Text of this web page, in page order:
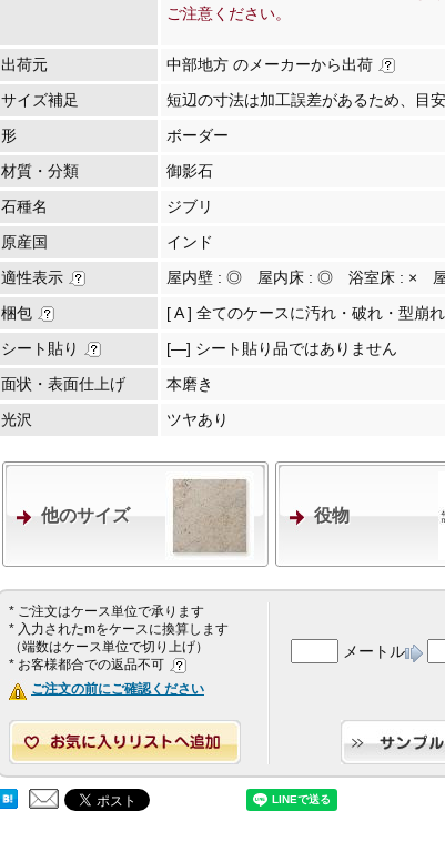
ご注意ください。
出荷元
中部地方 のメーカーから出荷
サイズ補足
短辺の寸法は加工誤差があるため、目
形
ボーダー
材質・分類
御影石
石種名
ジブリ
原産国
インド
適性表示
屋内壁 : ◎ 屋内床 : ◎ 浴室床 : ×
梱包
[ A ] 全てのケースに汚れ・破れ・型崩
シート貼り
[―] シート貼り品ではありません
面状・表面仕上げ
本磨き
光沢
ツヤあり
他のサイズ 役物
* ご注文はケース単位で承ります
* 入力されたmをケースに換算します
（端数はケース単位で切り上げ）
* お客様都合での返品不可
ご注文の前にご確認ください
メートル